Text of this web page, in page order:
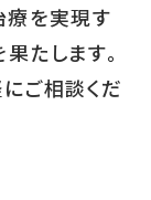
療を実現す
たします。
ご相談くだ